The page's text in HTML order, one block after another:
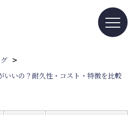
いいの？耐久性・コスト・特徴を比較